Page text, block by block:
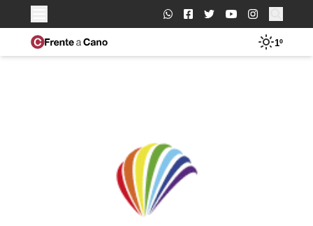
Buscar:
1º